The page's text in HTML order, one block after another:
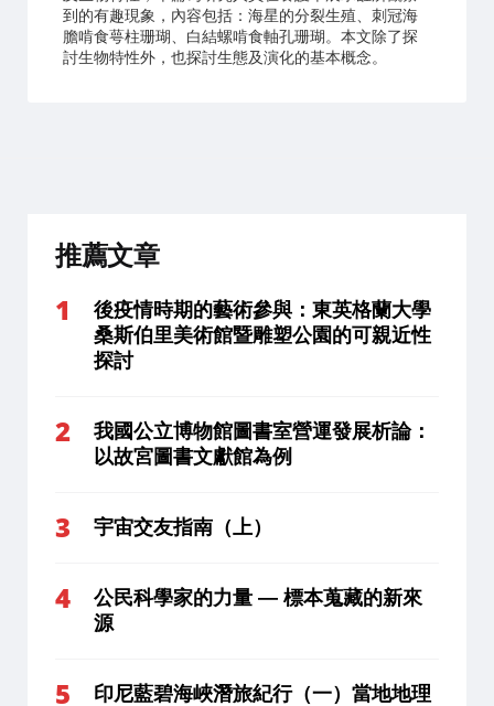
到的有趣現象，內容包括：海星的分裂生殖、刺冠海
膽啃食萼柱珊瑚、白結螺啃食軸孔珊瑚。本文除了探
討生物特性外，也探討生態及演化的基本概念。
推薦文章
後疫情時期的藝術參與：東英格蘭大學
桑斯伯里美術館暨雕塑公園的可親近性
探討
我國公立博物館圖書室營運發展析論：
以故宮圖書文獻館為例
宇宙交友指南（上）
公民科學家的力量 — 標本蒐藏的新來
源
印尼藍碧海峽潛旅紀行（一）當地地理